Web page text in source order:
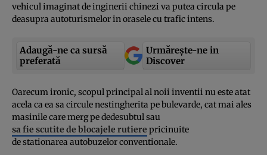
vehicul imaginat de inginerii chinezi va putea circula pe
deasupra autoturismelor in orasele cu trafic intens.
Adaugă-ne ca sursă
preferată
Urmărește-ne in
Discover
Oarecum ironic, scopul principal al noii inventii nu este atat
acela ca ea sa circule nestingherita pe bulevarde, cat mai ales
masinile care merg pe dedesubtul sau
sa fie scutite de blocajele rutiere pricinuite
de stationarea autobuzelor conventionale.